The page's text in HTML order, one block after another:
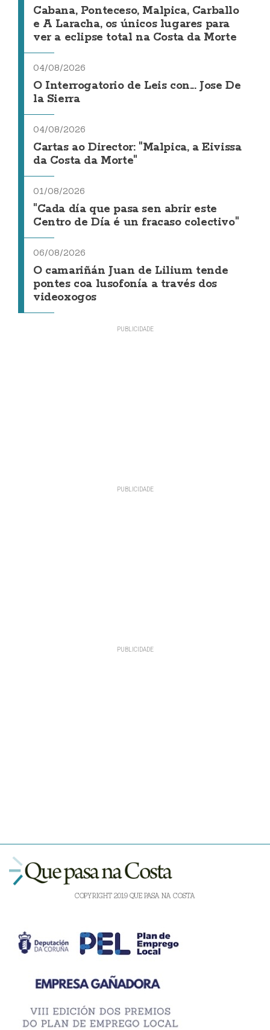
Cabana, Ponteceso, Malpica, Carballo
e A Laracha, os únicos lugares para
ver a eclipse total na Costa da Morte
04/08/2026
O Interrogatorio de Leis con... Jose De
la Sierra
04/08/2026
Cartas ao Director: "Malpica, a Eivissa
da Costa da Morte"
01/08/2026
"Cada día que pasa sen abrir este
Centro de Día é un fracaso colectivo"
06/08/2026
O camariñán Juan de Lilium tende
pontes coa lusofonía a través dos
videoxogos
COPYRIGHT 2019 QUE PASA NA COSTA